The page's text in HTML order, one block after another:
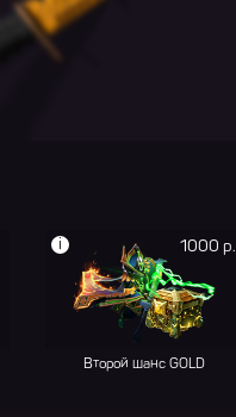
1000 р.
i
Второй шанс GOLD